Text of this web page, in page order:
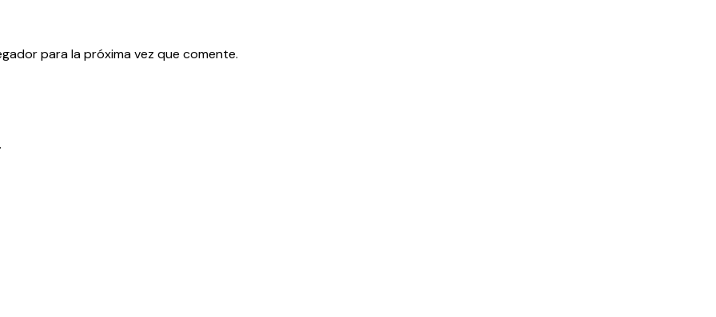
para la próxima vez que comente.